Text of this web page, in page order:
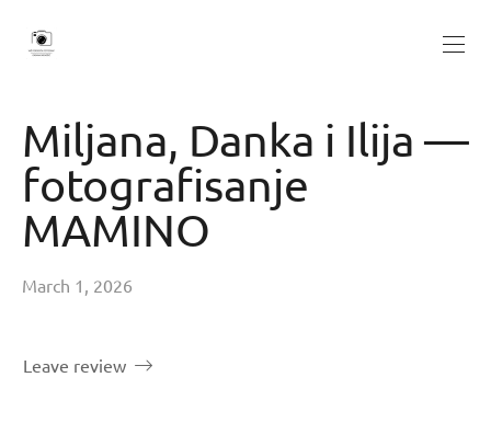
Miljana, Danka i Ilija —
fotografisanje
MAMINO
March 1, 2026
Leave review